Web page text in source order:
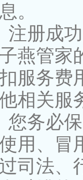
。
注册成
燕管家
服务费
相关服
您务必
用、冒
司法、